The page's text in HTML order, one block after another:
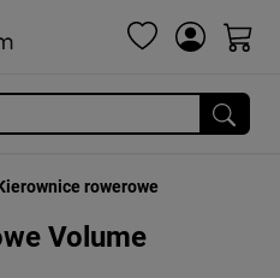
rowerowe
Volume